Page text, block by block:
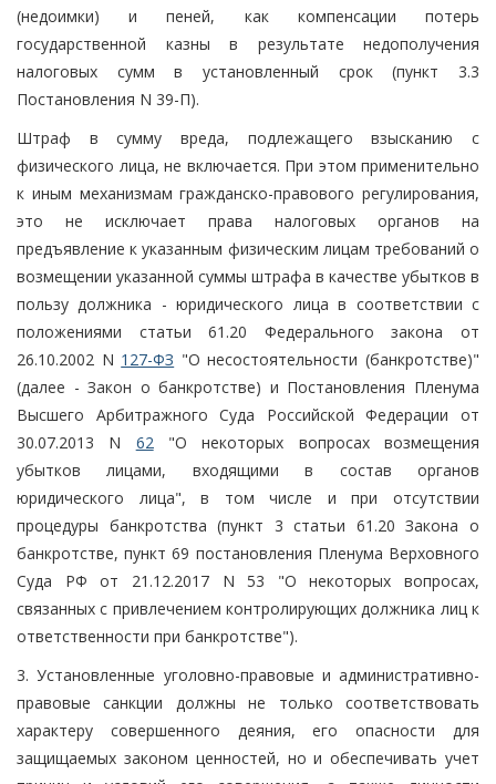
(недоимки) и пеней, как компенсации потерь
государственной казны в результате недополучения
налоговых сумм в установленный срок (пункт 3.3
Постановления N 39-П).
Штраф в сумму вреда, подлежащего взысканию с
физического лица, не включается. При этом применительно
к иным механизмам гражданско-правового регулирования,
это не исключает права налоговых органов на
предъявление к указанным физическим лицам требований о
возмещении указанной суммы штрафа в качестве убытков в
пользу должника - юридического лица в соответствии с
положениями статьи 61.20 Федерального закона от
26.10.2002 N 127-ФЗ "О несостоятельности (банкротстве)"
(далее - Закон о банкротстве) и Постановления Пленума
Высшего Арбитражного Суда Российской Федерации от
30.07.2013 N 62 "О некоторых вопросах возмещения
убытков лицами, входящими в состав органов
юридического лица", в том числе и при отсутствии
процедуры банкротства (пункт 3 статьи 61.20 Закона о
банкротстве, пункт 69 постановления Пленума Верховного
Суда РФ от 21.12.2017 N 53 "О некоторых вопросах,
связанных с привлечением контролирующих должника лиц к
ответственности при банкротстве").
3. Установленные уголовно-правовые и административно-
правовые санкции должны не только соответствовать
характеру совершенного деяния, его опасности для
защищаемых законом ценностей, но и обеспечивать учет